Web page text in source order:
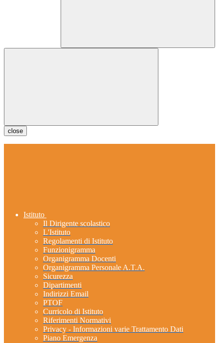
close
Istituto
Il Dirigente scolastico
L'Istituto
Regolamenti di Istituto
Funzionigramma
Organigramma Docenti
Organigramma Personale A.T.A.
Sicurezza
Dipartimenti
Indirizzi Email
PTOF
Curricolo di Istituto
Riferimenti Normativi
Privacy - Informazioni varie Trattamento Dati
Piano Emergenza